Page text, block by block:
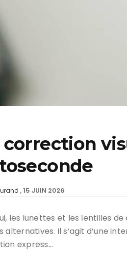
correction
15 JUIN 2026
les lunettes et les lentilles
alternatives. Il s’agit d’une
express…